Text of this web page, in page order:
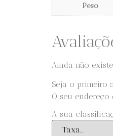
Peso
Ainda não
Seja o primeiro
O seu endereço
A sua